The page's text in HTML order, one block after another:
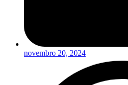
novembro 20, 2024